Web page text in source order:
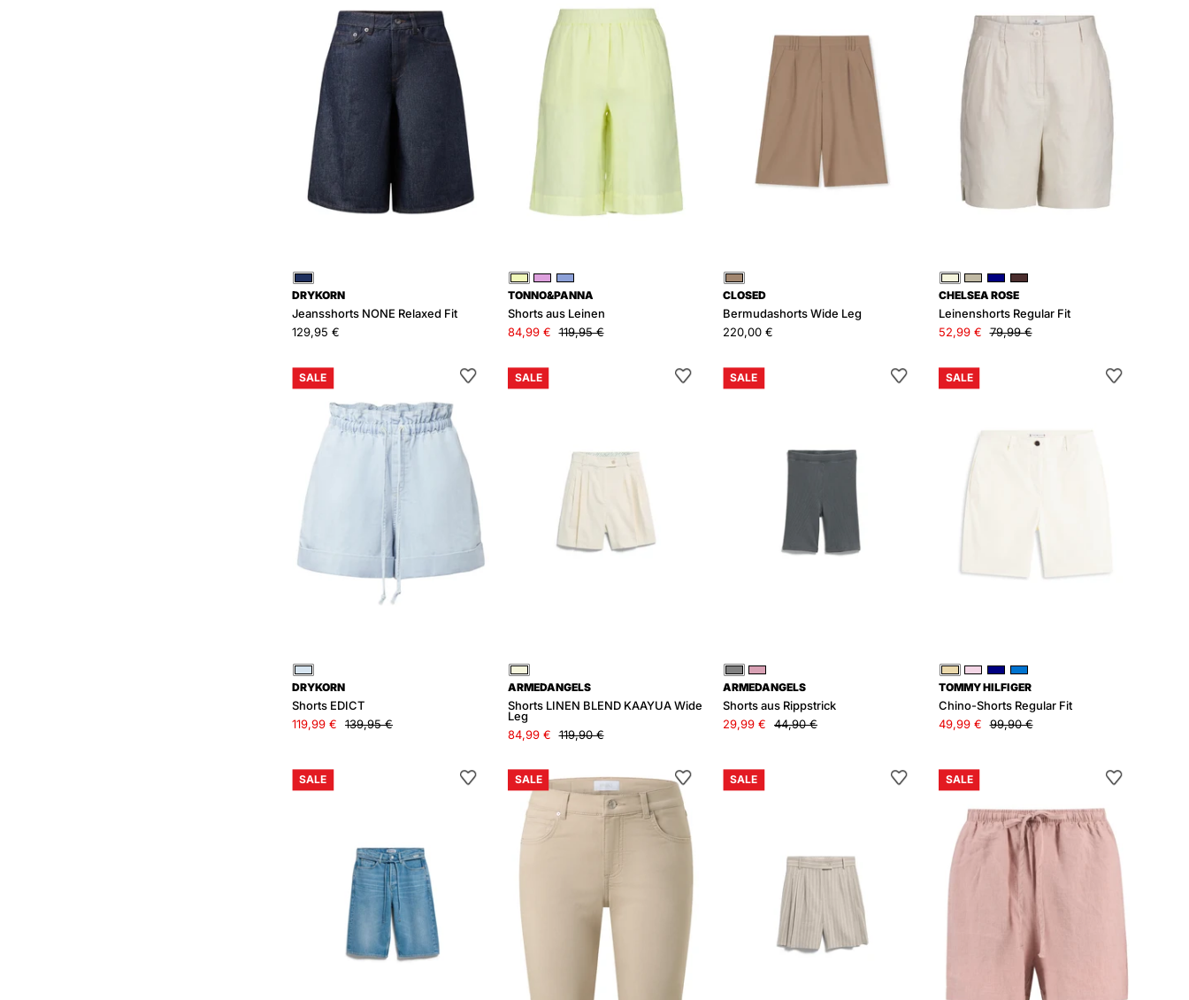
Relaxed
Fit
Blau
DRYKORN
Jeansshorts NONE Relaxed Fit
129,95 €
SALE
GelbPink Blau
TONNO&PANNA
Shorts aus Leinen
84,99 € 119,95 €
Leinen
SALE
Braun
CLOSED
Bermudashorts Wide Leg
220,00 €
Fit
BeigeGrauBlauBraun
CHELSEA ROSE
Leinenshorts Regular Fit
52,99 € 79,99 €
SALE
Blau
DRYKORN
Shorts EDICT
119,99 €
139,95 €
Wide
SALE
Creme
ARMEDANGELS
Shorts LINEN BLEND KAAYUA Wide
Leg
84,99 € 119,90 €
SALE
GrauRosa
ARMEDANGELS
Shorts aus Rippstrick
29,99 €
44,90 €
Fit
SALE
BeigeRosaBlauBlau
TOMMY HILFIGER
Chino-Shorts Regular Fit
49,99 € 99,90 €
Jeansshorts
SALE
Bermudashorts
TURN
UP
SALE